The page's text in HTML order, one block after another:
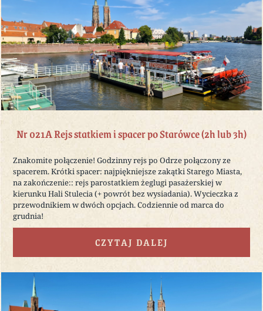
Nr 021A Rejs statkiem i spacer po Starówce (2h lub 3h)
Znakomite połączenie! Godzinny rejs po Odrze połączony ze
spacerem. Krótki spacer: najpiękniejsze zakątki Starego Miasta,
na zakończenie:: rejs parostatkiem żeglugi pasażerskiej w
kierunku Hali Stulecia (+ powrót bez wysiadania). Wycieczka z
przewodnikiem w dwóch opcjach. Codziennie od marca do
grudnia!
CZYTAJ DALEJ